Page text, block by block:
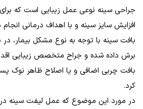
جراحی سینه نوعی عمل زیبایی است که
افزایش سایز سینه و با اهداف درمانی
بافت سینه با توجه به نوع مشکل بیمار،
برش داده شده و جراح متخصص زیبایی
بافت چربی اضافی و یا اصلاح ظاهر نوک
کرد.
در مورد این موضوع که عمل لیفت سینه